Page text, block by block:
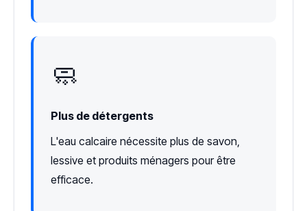
🧼
Plus de détergents
L'eau calcaire nécessite plus de savon,
lessive et produits ménagers pour être
efficace.